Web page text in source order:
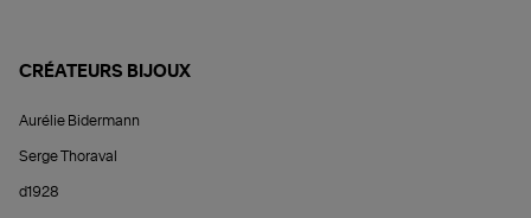
CRÉATEURS BIJOUX
Aurélie Bidermann
Serge Thoraval
d1928